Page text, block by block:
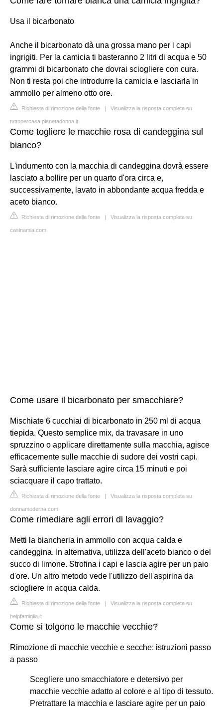
Usa il bicarbonato
Anche il bicarbonato dà una grossa mano per i capi
ingrigiti. Per la camicia ti basteranno 2 litri di acqua e 50
grammi di bicarbonato che dovrai sciogliere con cura.
Non ti resta poi che introdurre la camicia e lasciarla in
ammollo per almeno otto ore.
Richiesta di rimozione della fonte | Visualizza la risposta completa su
tuttopercasa.pianetadonna.it
Come togliere le macchie rosa di candeggina sul
bianco?
L'indumento con la macchia di candeggina dovrà essere
lasciato a bollire per un quarto d'ora circa e,
successivamente, lavato in abbondante acqua fredda e
aceto bianco.
Richiesta di rimozione della fonte | Visualizza la risposta completa su
casinamia.com
Come usare il bicarbonato per smacchiare?
Mischiate 6 cucchiai di bicarbonato in 250 ml di acqua
tiepida. Questo semplice mix, da travasare in uno
spruzzino o applicare direttamente sulla macchia, agisce
efficacemente sulle macchie di sudore dei vostri capi.
Sarà sufficiente lasciare agire circa 15 minuti e poi
sciacquare il capo trattato.
Richiesta di rimozione della fonte | Visualizza la risposta completa su
donnamoderna.com
Come rimediare agli errori di lavaggio?
Metti la biancheria in ammollo con acqua calda e
candeggina. In alternativa, utilizza dell'aceto bianco o del
succo di limone. Strofina i capi e lascia agire per un paio
d'ore. Un altro metodo vede l'utilizzo dell'aspirina da
sciogliere in acqua calda.
Richiesta di rimozione della fonte | Visualizza la risposta completa su
helpfamiglia.it
Come si tolgono le macchie vecchie?
Rimozione di macchie vecchie e secche: istruzioni passo
a passo
Scegliere uno smacchiatore e detersivo per
macchie vecchie adatto al colore e al tipo di tessuto.
Pretrattare la macchia e lasciare agire per un paio